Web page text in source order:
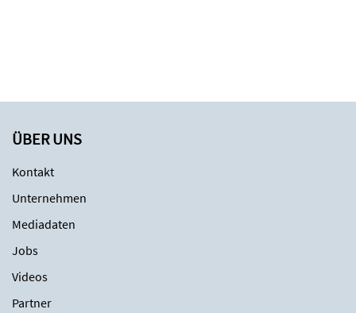
ÜBER UNS
Kontakt
Unternehmen
Mediadaten
Jobs
Videos
Partner